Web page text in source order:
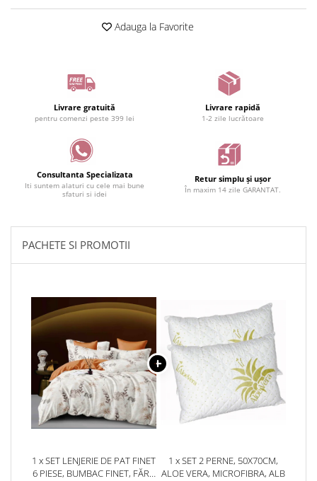
Adauga la Favorite
Livrare gratuită
pentru comenzi peste 399 lei
Livrare rapidă
1-2 zile lucrătoare
Consultanta Specializata
Iti suntem alaturi cu cele mai bune
sfaturi si idei
Retur simplu și ușor
În maxim 14 zile GARANTAT.
PACHETE SI PROMOTII
1 x SET LENJERIE DE PAT FINET
6 PIESE, BUMBAC FINET, FĂRĂ
1 x SET 2 PERNE, 50X70CM,
ALOE VERA, MICROFIBRA, ALB